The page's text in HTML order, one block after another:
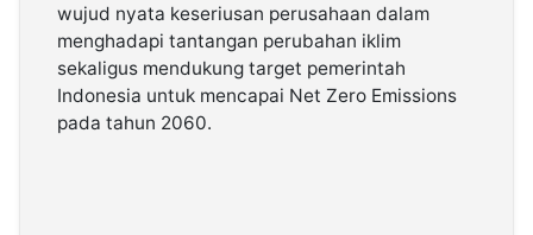
wujud nyata keseriusan perusahaan dalam
menghadapi tantangan perubahan iklim
sekaligus mendukung target pemerintah
Indonesia untuk mencapai Net Zero Emissions
pada tahun 2060.